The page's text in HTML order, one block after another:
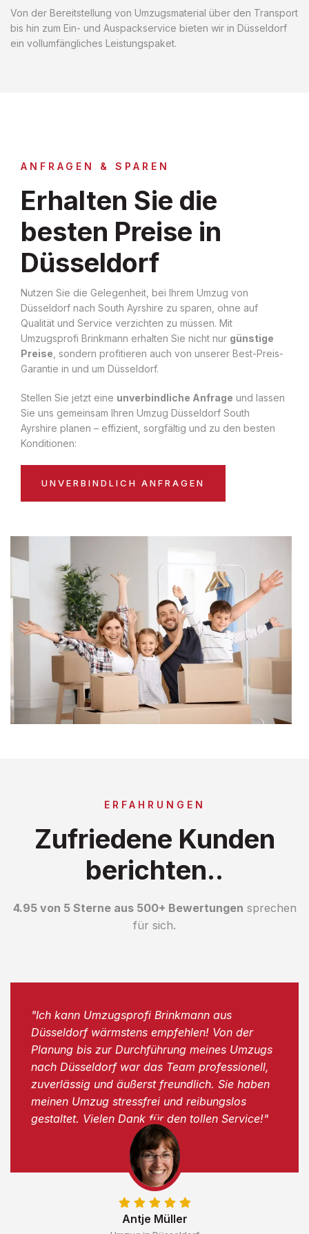
Von der Bereitstellung von Umzugsmaterial über den Transport
bis hin zum Ein- und Auspackservice bieten wir in Düsseldorf
ein vollumfängliches Leistungspaket.
ANFRAGEN & SPAREN
Erhalten Sie die
besten Preise in
Düsseldorf
Nutzen Sie die Gelegenheit, bei Ihrem Umzug von
Düsseldorf nach South Ayrshire zu sparen, ohne auf
Qualität und Service verzichten zu müssen. Mit
Umzugsprofi Brinkmann erhalten Sie nicht nur günstige
Preise , sondern profitieren auch von unserer Best-Preis-
Garantie in und um Düsseldorf.
Stellen Sie jetzt eine unverbindliche Anfrage und lassen
Sie uns gemeinsam Ihren Umzug Düsseldorf South
Ayrshire planen – effizient, sorgfältig und zu den besten
Konditionen:
UNVERBINDLICH ANFRAGEN
ERFAHRUNGEN
Zufriedene Kunden
berichten..
4.95 von 5 Sterne aus 500+ Bewertungen sprechen
für sich.
Antje Müller
"Ich kann Umzugsprofi Brinkmann aus
Düsseldorf wärmstens empfehlen! Von der
Planung bis zur Durchführung meines Umzugs
nach Düsseldorf war das Team professionell,
zuverlässig und äußerst freundlich. Sie haben
meinen Umzug stressfrei und reibungslos
gestaltet. Vielen Dank für den tollen Service!"